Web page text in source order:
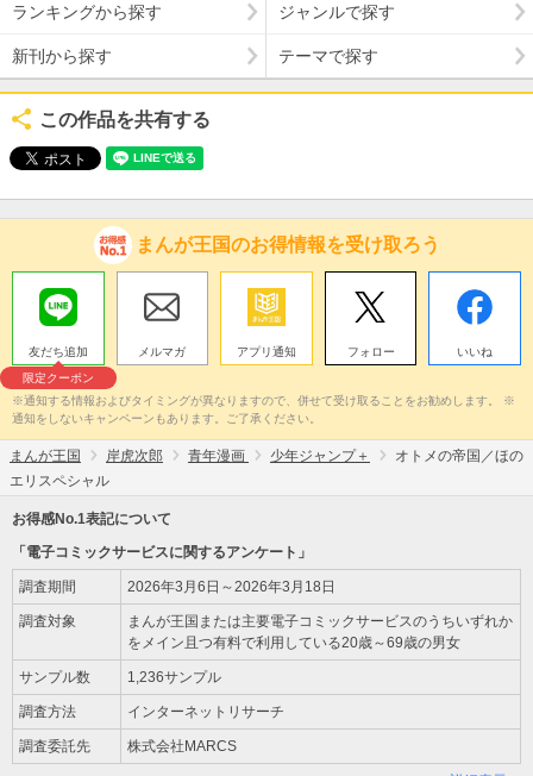
ランキングから探す ジャンルで探す
新刊から探す テーマで探す
この作品を共有する
まんが王国のお得情報を受け取ろう
友だち追加
限定クーポン
メルマガ アプリ通知 フォロー いいね
※通知する情報およびタイミングが異なりますので、併せて受け取ることをお勧めします。 ※
通知をしないキャンペーンもあります。ご了承ください。
まんが王国 岸虎次郎 青年漫画 少年ジャンプ＋
オトメの帝国／ほの
エリスペシャル
お得感No.1表記について
「電子コミックサービスに関するアンケート」
調査期間 2026年3月6日～2026年3月18日
調査対象
まんが王国または主要電子コミックサービスのうちいずれか
をメイン且つ有料で利用している20歳～69歳の男女
サンプル数 1,236サンプル
調査方法 インターネットリサーチ
調査委託先 株式会社MARCS